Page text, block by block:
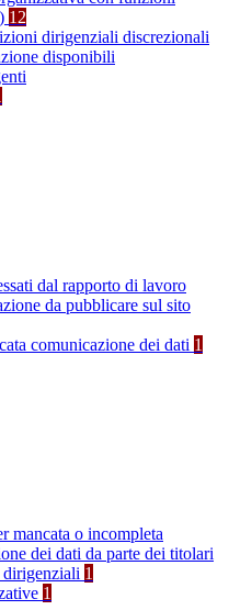
12
dirigenziali discrezionali
disponibili
dal rapporto di lavoro
da pubblicare sul sito
comunicazione dei dati 1
mancata o incompleta
dei dati da parte dei titolari
1
1